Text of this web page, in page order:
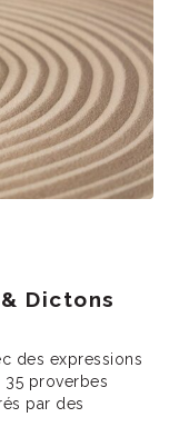
Dictons
des expressions
proverbes
par des